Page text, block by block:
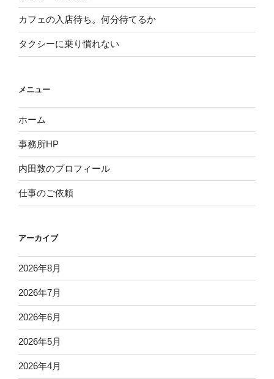
カフェの入店待ち。何分待てるか
タクシーに乗り慣れない
メニュー
ホーム
事務所HP
内田敦のプロフィール
仕事のご依頼
アーカイブ
2026年8月
2026年7月
2026年6月
2026年5月
2026年4月